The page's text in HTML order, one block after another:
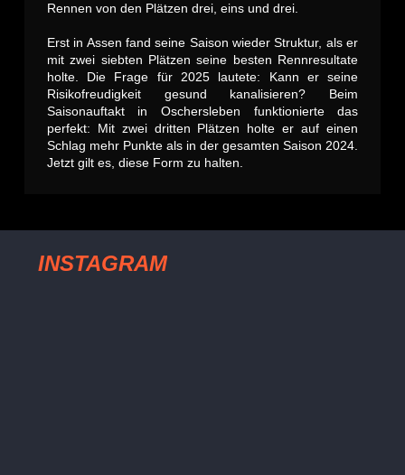
Rennen von den Plätzen drei, eins und drei.
Erst in Assen fand seine Saison wieder Struktur, als er
mit zwei siebten Plätzen seine besten Rennresultate
holte. Die Frage für 2025 lautete: Kann er seine
Risikofreudigkeit gesund kanalisieren? Beim
Saisonauftakt in Oschersleben funktionierte das
perfekt: Mit zwei dritten Plätzen holte er auf einen
Schlag mehr Punkte als in der gesamten Saison 2024.
Jetzt gilt es, diese Form zu halten.
INSTAGRAM